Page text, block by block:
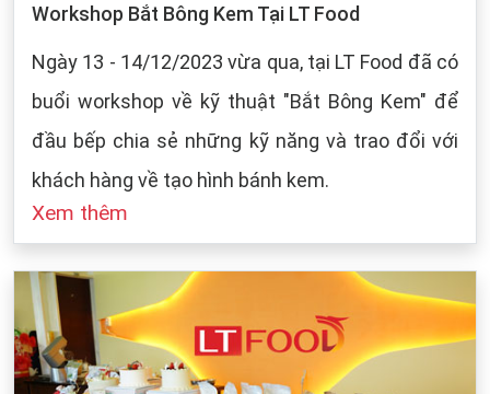
Workshop Bắt Bông Kem Tại LT Food
Ngày 13 - 14/12/2023 vừa qua, tại LT Food đã có
buổi workshop về kỹ thuật "Bắt Bông Kem" để
đầu bếp chia sẻ những kỹ năng và trao đổi với
khách hàng về tạo hình bánh kem.
Xem thêm